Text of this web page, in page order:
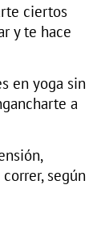
ciertos
y te hace
en yoga sin
a
según